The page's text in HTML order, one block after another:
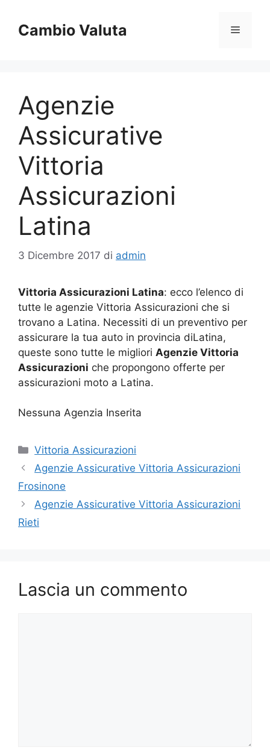
contenuto
Cambio Valuta Menu
Agenzie
Assicurative
Vittoria
Assicurazioni
Latina
3 Dicembre 2017 di admin
Vittoria Assicurazioni Latina: ecco l’elenco di
tutte le agenzie Vittoria Assicurazioni che si
trovano a Latina. Necessiti di un preventivo per
assicurare la tua auto in provincia diLatina,
queste sono tutte le migliori Agenzie Vittoria
Assicurazioni che propongono offerte per
assicurazioni moto a Latina.
Nessuna Agenzia Inserita
Categorie
Vittoria Assicurazioni
Agenzie Assicurative Vittoria Assicurazioni
Frosinone
Agenzie Assicurative Vittoria Assicurazioni
Rieti
Lascia un commento